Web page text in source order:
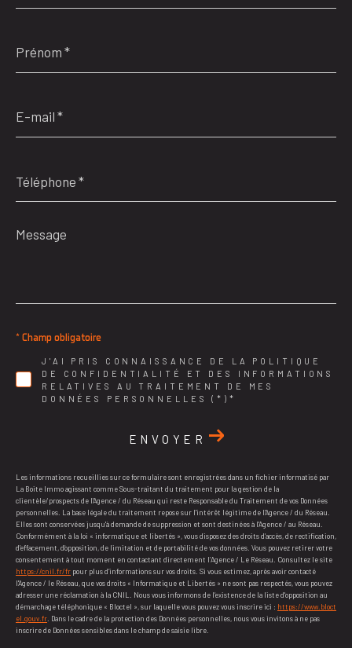
*
mail
*
*
Message
*
J'AI PRIS CONNAISSANCE DE LA POLITIQUE
DE CONFIDENTIALITÉ ET DES INFORMATIONS
RELATIVES AU TRAITEMENT DE MES
DONNÉES PERSONNELLES (*)*
* Champ obligatoire
ENVOYER
Les informations recueillies sur ce formulaire sont enregistrées dans un fichier informatisé par
La Boite Immo agissant comme Sous-traitant du traitement pour la gestion de la
clientèle/prospects de l'Agence / du Réseau qui reste Responsable du Traitement de vos Données
personnelles. La base légale du traitement repose sur l'intérêt légitime de l'Agence / du Réseau.
Elles sont conservées jusqu'à demande de suppression et sont destinées à l'Agence / au Réseau.
Conformément à la loi « informatique et libertés », vous disposez des droits d’accès, de rectification,
d’effacement, d’opposition, de limitation et de portabilité de vos données. Vous pouvez retirer votre
consentement à tout moment en contactant directement l’Agence / Le Réseau. Consultez le site
https://cnil.fr/fr pour plus d’informations sur vos droits. Si vous estimez, après avoir contacté
l'Agence / le Réseau, que vos droits « Informatique et Libertés » ne sont pas respectés, vous pouvez
adresser une réclamation à la CNIL. Nous vous informons de l’existence de la liste d'opposition au
démarchage téléphonique « Bloctel », sur laquelle vous pouvez vous inscrire ici : https://www.bloct
el.gouv.fr . Dans le cadre de la protection des Données personnelles, nous vous invitons à ne pas
inscrire de Données sensibles dans le champ de saisie libre.